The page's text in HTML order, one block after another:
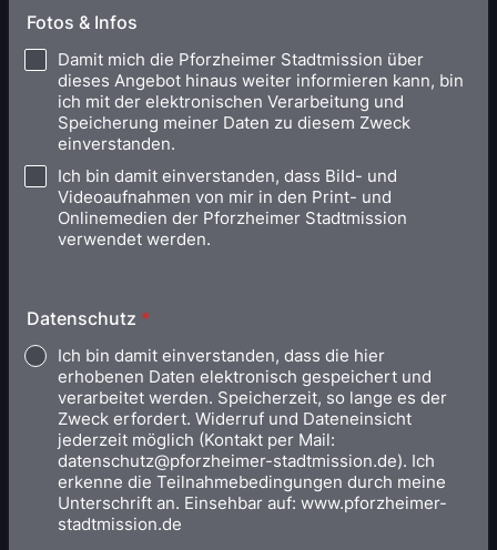
Fotos & Infos
Damit mich die Pforzheimer Stadtmission über
dieses Angebot hinaus weiter informieren kann, bin
ich mit der elektronischen Verarbeitung und
Speicherung meiner Daten zu diesem Zweck
einverstanden.
Ich bin damit einverstanden, dass Bild- und
Videoaufnahmen von mir in den Print- und
Onlinemedien der Pforzheimer Stadtmission
verwendet werden.
Datenschutz *
Ich bin damit einverstanden, dass die hier
erhobenen Daten elektronisch gespeichert und
verarbeitet werden. Speicherzeit, so lange es der
Zweck erfordert. Widerruf und Dateneinsicht
jederzeit möglich (Kontakt per Mail:
datenschutz@pforzheimer-stadtmission.de). Ich
erkenne die Teilnahmebedingungen durch meine
Unterschrift an. Einsehbar auf: www.pforzheimer-
stadtmission.de